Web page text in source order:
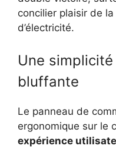
concilier plaisir de
d’électricité.
Une simplicité
bluffante
Le panneau de
ergonomique sur le
expérience